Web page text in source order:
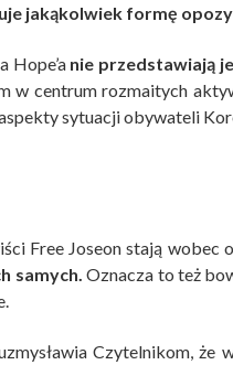
jakąkolwiek formę
Hope’a nie przedstawiają
w centrum rozmaitych
sytuacji obywateli
Free Joseon stają wobec
samych. Oznacza to też
Czytelnikom, że